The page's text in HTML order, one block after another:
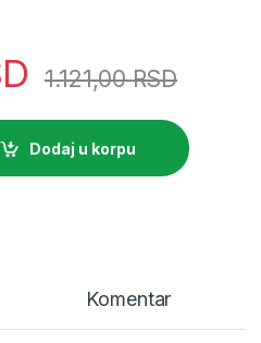
1.121,00RSD
8M dimovana vrata quantity
Dodaj u korpu
Komentar